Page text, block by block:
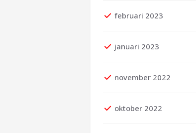
februari 2023
januari 2023
november 2022
oktober 2022